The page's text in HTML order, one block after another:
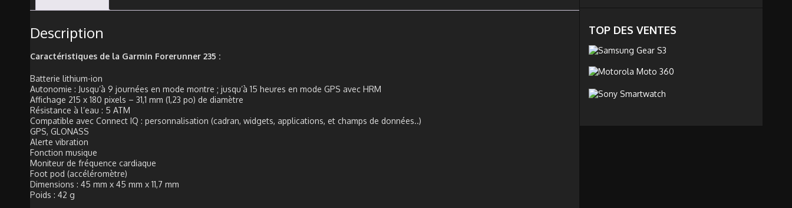
Description
Caractéristiques de la Garmin Forerunner 235 :
Batterie lithium-ion
Autonomie : Jusqu’à 9 journées en mode montre ; jusqu’à 15 heures en mode GPS avec HRM
Affichage 215 x 180 pixels – 31,1 mm (1,23 po) de diamètre
Résistance à l’eau : 5 ATM
Compatible avec Connect IQ : personnalisation (cadran, widgets, applications, et champs de données..)
GPS, GLONASS
Alerte vibration
Fonction musique
Moniteur de fréquence cardiaque
Foot pod (accéléromètre)
Dimensions : 45 mm x 45 mm x 11,7 mm
Poids : 42 g
TOP DES VENTES